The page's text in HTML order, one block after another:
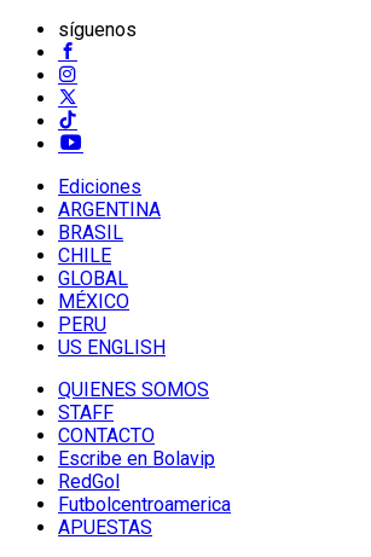
síguenos
Ediciones
ARGENTINA
BRASIL
CHILE
GLOBAL
MÉXICO
PERU
US ENGLISH
QUIENES SOMOS
STAFF
CONTACTO
Escribe en Bolavip
RedGol
Futbolcentroamerica
APUESTAS